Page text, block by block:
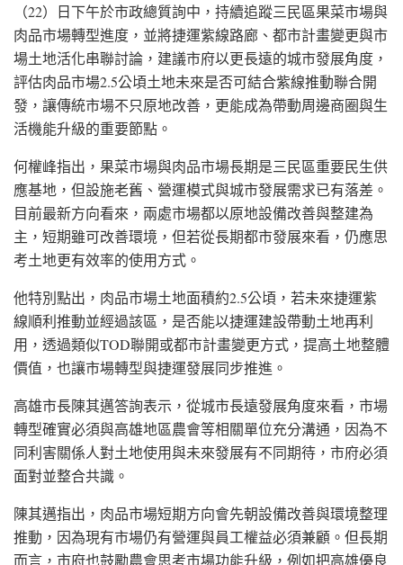
（22）日下午於市政總質詢中，持續追蹤三民區果菜市場與
肉品市場轉型進度，並將捷運紫線路廊、都市計畫變更與市
場土地活化串聯討論，建議市府以更長遠的城市發展角度，
評估肉品市場2.5公頃土地未來是否可結合紫線推動聯合開
發，讓傳統市場不只原地改善，更能成為帶動周邊商圈與生
活機能升級的重要節點。
何權峰指出，果菜市場與肉品市場長期是三民區重要民生供
應基地，但設施老舊、營運模式與城市發展需求已有落差。
目前最新方向看來，兩處市場都以原地設備改善與整建為
主，短期雖可改善環境，但若從長期都市發展來看，仍應思
考土地更有效率的使用方式。
他特別點出，肉品市場土地面積約2.5公頃，若未來捷運紫
線順利推動並經過該區，是否能以捷運建設帶動土地再利
用，透過類似TOD聯開或都市計畫變更方式，提高土地整體
價值，也讓市場轉型與捷運發展同步推進。
高雄市長陳其邁答詢表示，從城市長遠發展角度來看，市場
轉型確實必須與高雄地區農會等相關單位充分溝通，因為不
同利害關係人對土地使用與未來發展有不同期待，市府必須
面對並整合共識。
陳其邁指出，肉品市場短期方向會先朝設備改善與環境整理
推動，因為現有市場仍有營運與員工權益必須兼顧。但長期
而言，市府也鼓勵農會思考市場功能升級，例如把高雄優良